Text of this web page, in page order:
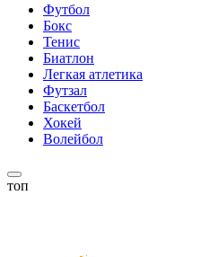
Футбол
Бокс
Тенис
Биатлон
Легкая атлетика
Футзал
Баскетбол
Хокей
Волейбол
топ